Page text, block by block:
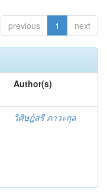
previous 1 next
Author(s)
วิศิษฎ์สรี ภาวะกุล